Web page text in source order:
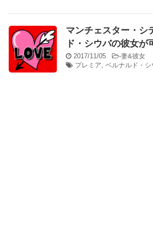
マンチェスター・シ
ド・シウバの彼女が
2017/11/05 -妻&彼女
プレミア, ベルナルド・シ